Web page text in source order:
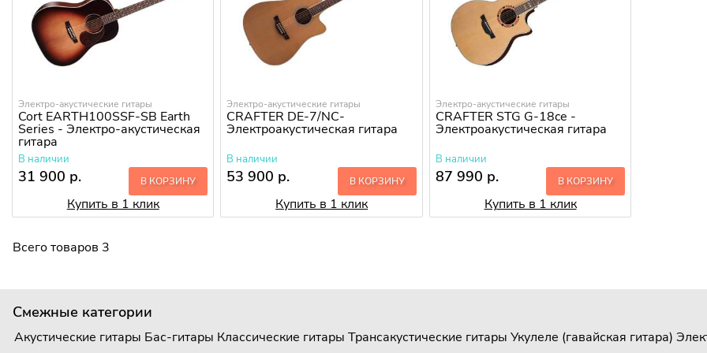
Электро-акустические гитары
Cort EARTH100SSF-SB Earth
Series - Электро-акустическая
гитара
В наличии
31 900 р. В КОРЗИНУ
Купить в 1 клик
Электро-акустические гитары
CRAFTER DE-7/NС-
Электроакустическая гитара
В наличии
53 900 р. В КОРЗИНУ
Купить в 1 клик
Электро-акустические гитары
CRAFTER STG G-18ce -
Электроакустическая гитара
В наличии
87 990 р. В КОРЗИНУ
Купить в 1 клик
Всего товаров 3
Смежные категории
Акустические гитары Бас-гитары Классические гитары Трансакустические гитары Укулеле (гавайская гитара)